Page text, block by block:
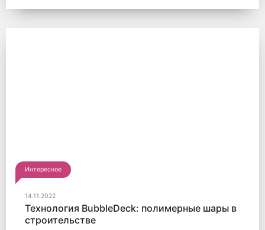
Интересное
14.11.2022
Технология BubbleDeck: полимерные шары в
строительстве